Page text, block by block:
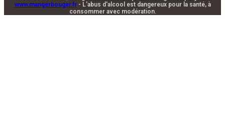
www.mangerbouger.fr- L'abus d'alcool est dangereux pour la santé, à
consommer avec modération.